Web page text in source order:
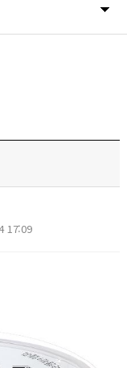
17:09